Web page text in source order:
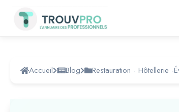
Accueil Blog Restauration - Hôtellerie -